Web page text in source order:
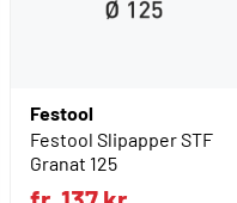
Festool
Festool Slipapper STF
Granat 125